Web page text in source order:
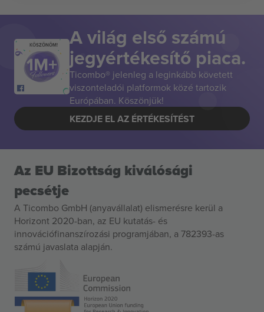
KÖSZÖNÖM! A világ első számú
jegyértékesítő piaca.
Ticombo® jelenleg a leginkább követett
viszonteladói platformok közé tartozik
Európában. Köszönjük!
KEZDJE EL AZ ÉRTÉKESÍTÉST
Az EU Bizottság kiválósági
pecsétje
A Ticombo GmbH (anyavállalat) elismerésre kerül a
Horizont 2020-ban, az EU kutatás- és
innovációfinanszírozási programjában, a 782393-as
számú javaslata alapján.